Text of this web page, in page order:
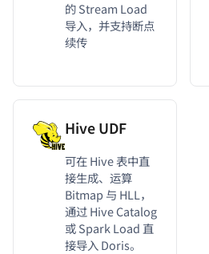
的 Stream Load
导入，并支持断点
续传
Hive UDF
可在 Hive 表中直
接生成、运算
Bitmap 与 HLL，
通过 Hive Catalog
或 Spark Load 直
接导入 Doris。